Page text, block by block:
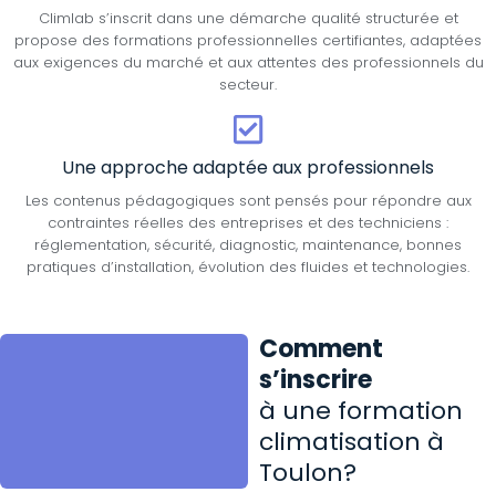
Climlab s’inscrit dans une démarche qualité structurée et
propose des formations professionnelles certifiantes, adaptées
aux exigences du marché et aux attentes des professionnels du
secteur.
Une approche adaptée aux professionnels
Les contenus pédagogiques sont pensés pour répondre aux
contraintes réelles des entreprises et des techniciens :
réglementation, sécurité, diagnostic, maintenance, bonnes
pratiques d’installation, évolution des fluides et technologies.
Comment
s’inscrire
à une formation
climatisation à
Toulon?